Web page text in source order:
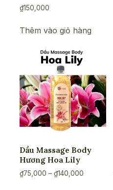
₫150,000
Thêm vào giỏ hàng
Dầu Massage Body
Hương Hoa Lily
₫75,000 – ₫140,000